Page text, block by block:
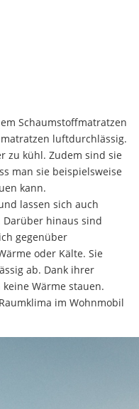
Schaumstoffmatratzen
luftdurchlässig.
zu kühl. Zudem sind sie
man sie beispielsweise
kann.
lassen sich auch
hinaus sind
gegenüber
oder Kälte. Sie
ab. Dank ihrer
Wärme stauen.
im Wohnmobil